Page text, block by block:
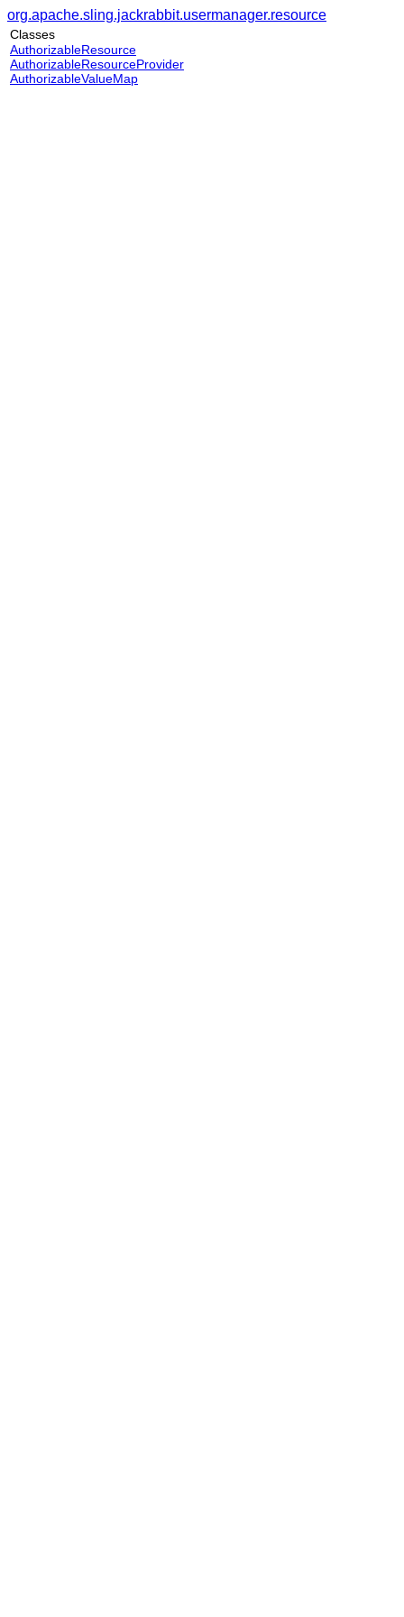
org.apache.sling.jackrabbit.usermanager.resource
Classes
AuthorizableResource
AuthorizableResourceProvider
AuthorizableValueMap